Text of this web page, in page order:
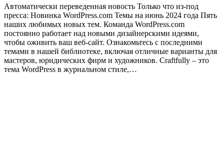
Автоматически переведенная новость Только что из-под
пресса: Новинка WordPress.com Темы на июнь 2024 года Пять
наших любимых новых тем. Команда WordPress.com
постоянно работает над новыми дизайнерскими идеями,
чтобы оживить ваш веб-сайт. Ознакомьтесь с последними
темами в нашей библиотеке, включая отличные варианты для
мастеров, юридических фирм и художников. Craftfully – это
тема WordPress в журнальном стиле,…